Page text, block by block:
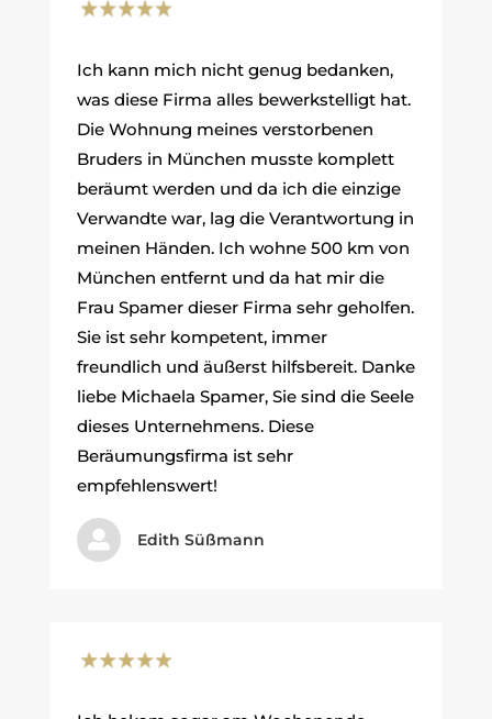
Ich kann mich nicht genug bedanken,
was diese Firma alles bewerkstelligt hat.
Die Wohnung meines verstorbenen
Bruders in München musste komplett
beräumt werden und da ich die einzige
Verwandte war, lag die Verantwortung in
meinen Händen. Ich wohne 500 km von
München entfernt und da hat mir die
Frau Spamer dieser Firma sehr geholfen.
Sie ist sehr kompetent, immer
freundlich und äußerst hilfsbereit. Danke
liebe Michaela Spamer, Sie sind die Seele
dieses Unternehmens. Diese
Beräumungsfirma ist sehr
empfehlenswert!
 Edith Süßmann